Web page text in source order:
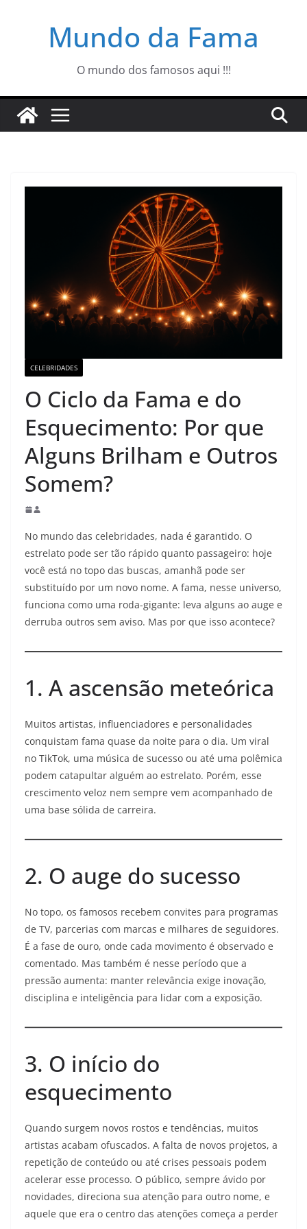
Mundo da Fama
O mundo dos famosos aqui !!!
CELEBRIDADES
O Ciclo da Fama e do
Esquecimento: Por que
Alguns Brilham e Outros
Somem?
No mundo das celebridades, nada é garantido. O
estrelato pode ser tão rápido quanto passageiro: hoje
você está no topo das buscas, amanhã pode ser
substituído por um novo nome. A fama, nesse universo,
funciona como uma roda-gigante: leva alguns ao auge e
derruba outros sem aviso. Mas por que isso acontece?
1. A ascensão meteórica
Muitos artistas, influenciadores e personalidades
conquistam fama quase da noite para o dia. Um viral
no TikTok, uma música de sucesso ou até uma polêmica
podem catapultar alguém ao estrelato. Porém, esse
crescimento veloz nem sempre vem acompanhado de
uma base sólida de carreira.
2. O auge do sucesso
No topo, os famosos recebem convites para programas
de TV, parcerias com marcas e milhares de seguidores.
É a fase de ouro, onde cada movimento é observado e
comentado. Mas também é nesse período que a
pressão aumenta: manter relevância exige inovação,
disciplina e inteligência para lidar com a exposição.
3. O início do
esquecimento
Quando surgem novos rostos e tendências, muitos
artistas acabam ofuscados. A falta de novos projetos, a
repetição de conteúdo ou até crises pessoais podem
acelerar esse processo. O público, sempre ávido por
novidades, direciona sua atenção para outro nome, e
aquele que era o centro das atenções começa a perder